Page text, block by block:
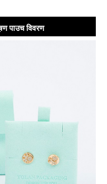
पाउच विवरण